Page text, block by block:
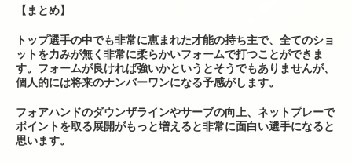
【まとめ】
トップ選手の中でも非常に恵まれた才能の持ち主で、全てのショ
ットを力みが無く非常に柔らかいフォームで打つことができま
す。フォームが良ければ強いかというとそうでもありませんが、
個人的には将来のナンバーワンになる予感がします。
フォアハンドのダウンザラインやサーブの向上、ネットプレーで
ポイントを取る展開がもっと増えると非常に面白い選手になると
思います。